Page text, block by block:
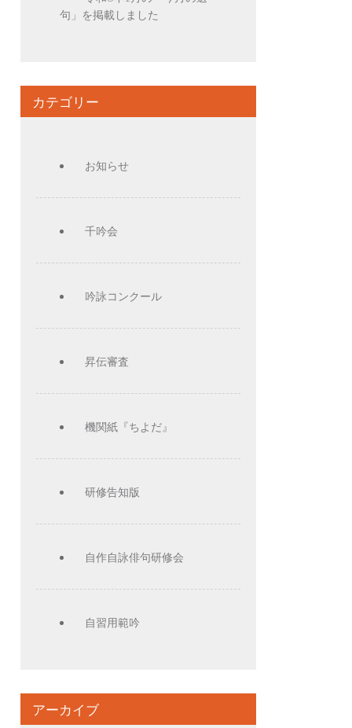
句」を掲載しました
カテゴリー
お知らせ
千吟会
吟詠コンクール
昇伝審査
機関紙『ちよだ』
研修告知版
自作自詠俳句研修会
自習用範吟
アーカイブ